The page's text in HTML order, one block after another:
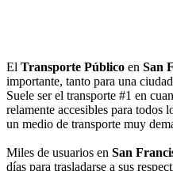
El Transporte Público en San
importante, tanto para una
Suele ser el transporte #1 en
relamente accesibles para todos
un medio de transporte muy
Miles de usuarios en San
días para trasladarse a sus